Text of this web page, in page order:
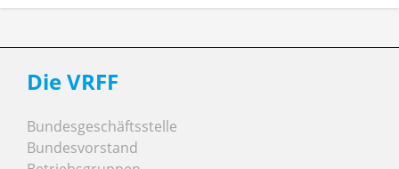
Die VRFF
Bundesgeschäftsstelle
Bundesvorstand